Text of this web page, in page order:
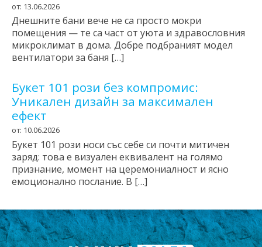
от: 13.06.2026
Днешните бани вече не са просто мокри
помещения — те са част от уюта и здравословния
микроклимат в дома. Добре подбраният модел
вентилатори за баня […]
Букет 101 рози без компромис:
Уникален дизайн за максимален
ефект
от: 10.06.2026
Букет 101 рози носи със себе си почти митичен
заряд: това е визуален еквивалент на голямо
признание, момент на церемониалност и ясно
емоционално послание. В […]